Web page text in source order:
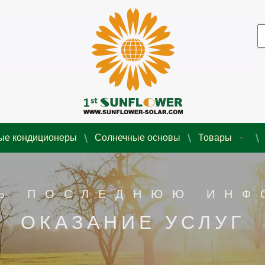
кондиционеры Солнечные основы Товары
ПОСЛЕДНЮЮ
ОКАЗАНИЕ УСЛУГ